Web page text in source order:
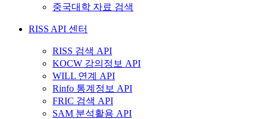
중국대학 자료 검색
RISS API 센터
RISS 검색 API
KOCW 강의정보 API
WILL 연계 API
Rinfo 통계정보 API
FRIC 검색 API
SAM 분석활용 API